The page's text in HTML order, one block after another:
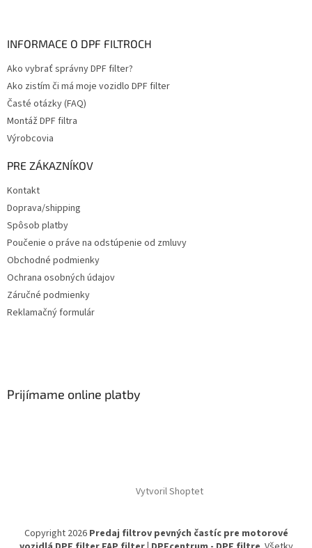
INFORMACE O DPF FILTROCH
Ako vybrať správny DPF filter?
Ako zistím či má moje vozidlo DPF filter
Časté otázky (FAQ)
Montáž DPF filtra
Výrobcovia
PRE ZÁKAZNÍKOV
Kontakt
Doprava/shipping
Spôsob platby
Poučenie o práve na odstúpenie od zmluvy
Obchodné podmienky
Ochrana osobných údajov
Záručné podmienky
Reklamačný formulár
Prijímame online platby
Vytvoril Shoptet
Copyright 2026 Predaj filtrov pevných častíc pre motorové